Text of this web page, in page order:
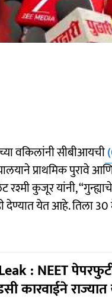
वकिलांनी सीबीआयची
प्राथमिक पुरावे आणि
रश्मी कुजूर यांनी,
देण्यात येत आहे. तिला
: NEET
कारवाईने